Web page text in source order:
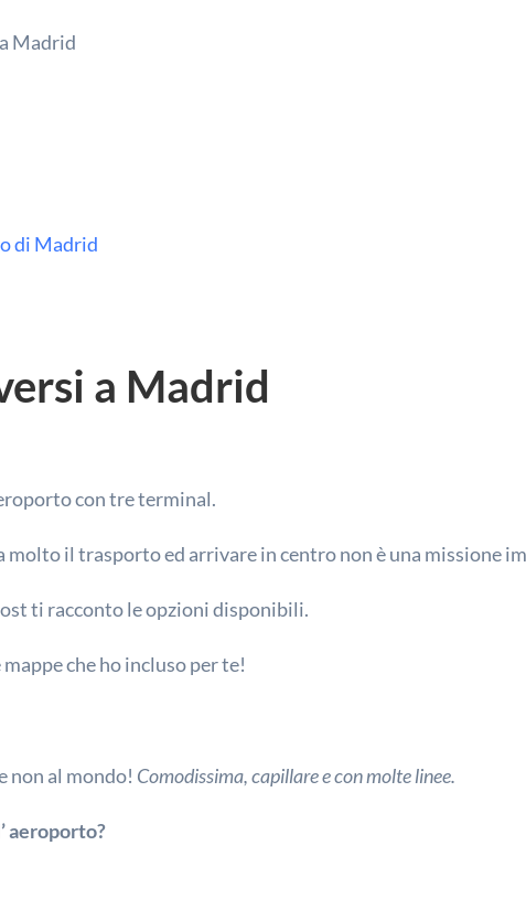
Madrid
di Madrid
a Madrid
con tre terminal.
molto il trasporto ed arrivare in centro non è una missione
ti racconto le opzioni disponibili.
che ho incluso per te!
non al mondo! Comodissima, capillare e con molte linee.
aeroporto?